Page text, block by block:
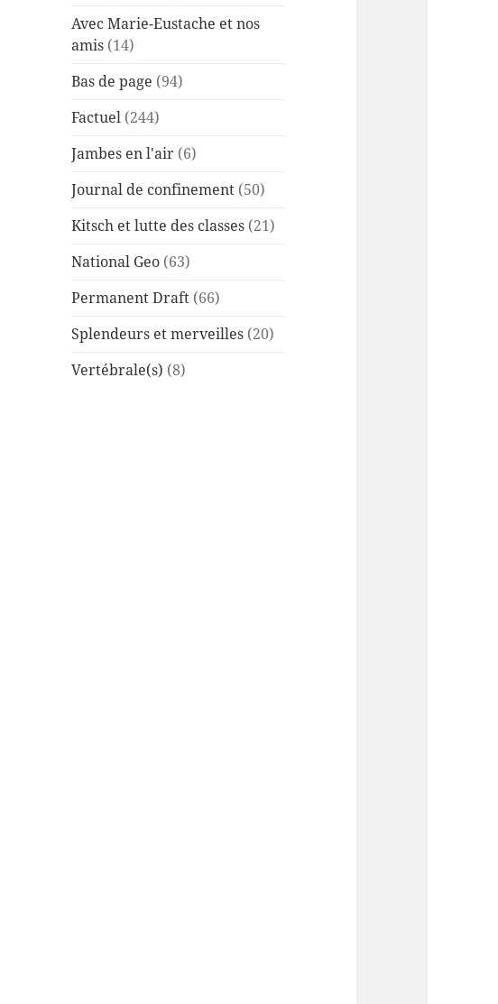
Avec Marie-Eustache et nos
amis (14)
Bas de page (94)
Factuel (244)
Jambes en l'air (6)
Journal de confinement (50)
Kitsch et lutte des classes (21)
National Geo (63)
Permanent Draft (66)
Splendeurs et merveilles (20)
Vertébrale(s) (8)